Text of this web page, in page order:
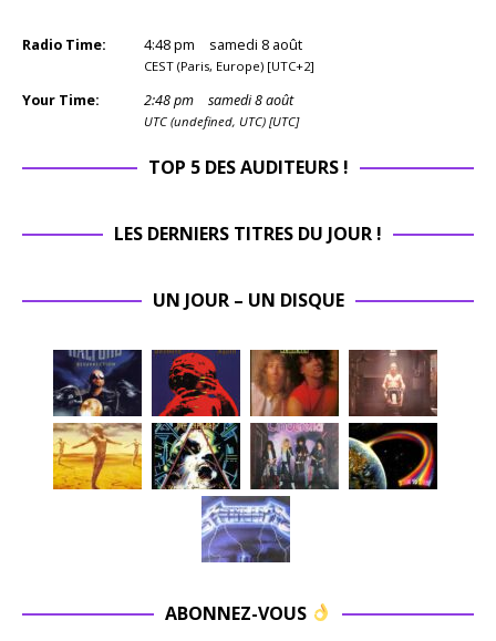
Radio Time: 4:48pm samedi 8 août
CEST (Paris, Europe) [UTC+2]
Your Time: 2:48pm samedi 8 août
UTC (undefined, UTC) [UTC]
TOP 5 DES AUDITEURS !
LES DERNIERS TITRES DU JOUR !
UN JOUR – UN DISQUE
ABONNEZ-VOUS